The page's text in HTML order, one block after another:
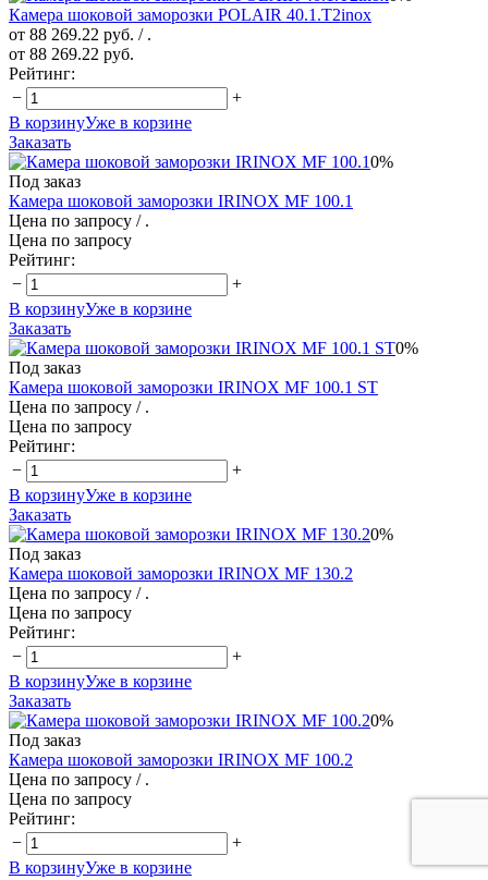
Камера шоковой заморозки POLAIR 40.1.T2inox
от 88 269.22 руб. / .
от 88 269.22 руб.
Рейтинг:
−
+
В корзинуУже в корзине
Заказать
0%
Под заказ
Камера шоковой заморозки IRINOX MF 100.1
Цена по запросу / .
Цена по запросу
Рейтинг:
−
+
В корзинуУже в корзине
Заказать
0%
Под заказ
Камера шоковой заморозки IRINOX MF 100.1 ST
Цена по запросу / .
Цена по запросу
Рейтинг:
−
+
В корзинуУже в корзине
Заказать
0%
Под заказ
Камера шоковой заморозки IRINOX MF 130.2
Цена по запросу / .
Цена по запросу
Рейтинг:
−
+
В корзинуУже в корзине
Заказать
0%
Под заказ
Камера шоковой заморозки IRINOX MF 100.2
Цена по запросу / .
Цена по запросу
Рейтинг:
−
+
В корзинуУже в корзине